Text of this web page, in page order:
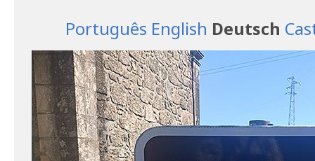
Português English Deutsch